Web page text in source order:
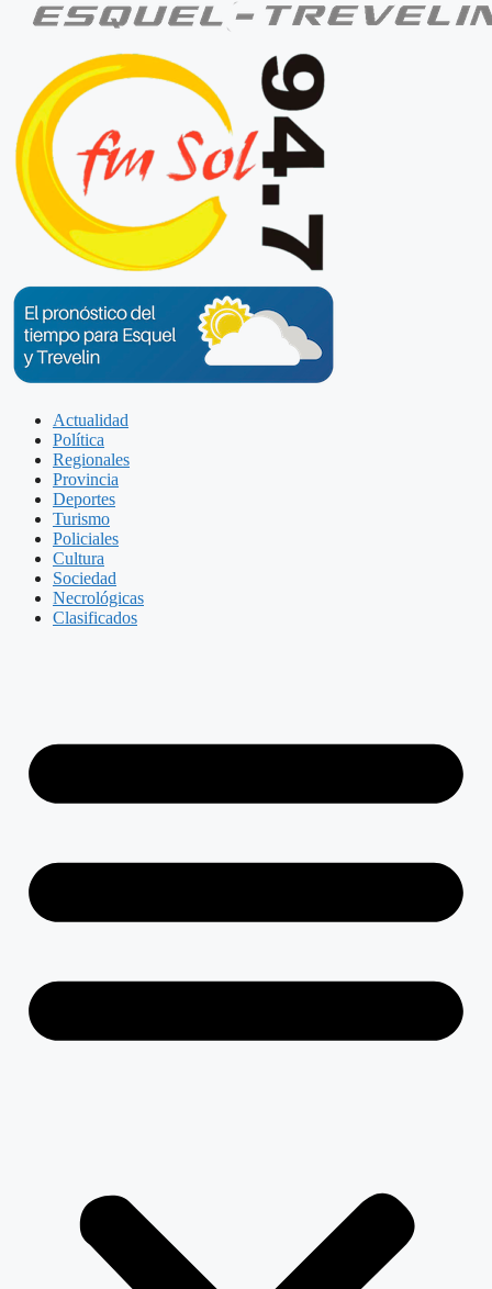
Actualidad
Política
Regionales
Provincia
Deportes
Turismo
Policiales
Cultura
Sociedad
Necrológicas
Clasificados